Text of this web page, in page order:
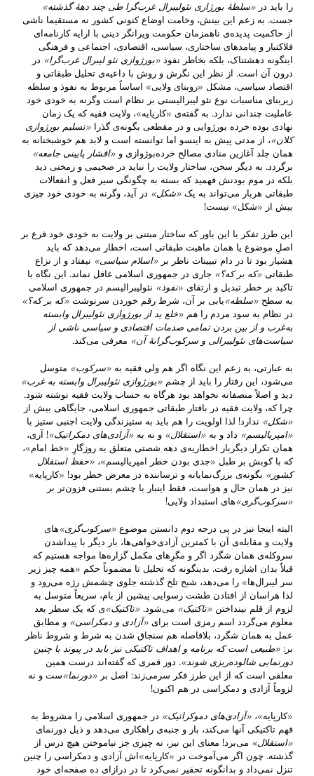
را باید در «سلطهٔ بورژازی نئولیبرال غرب‌گرا طی چند دههٔ گذشته»
جست. به زعم این بینش، وخامت اوضاع کنونی کشور نه مستقیما ناشی
از حاکمیت پدیده‌ی ناهمزمان حکومت ویرانگر دینی با ارایه کارنامه‌ا‌ی
فلاکتبار و پیامدهای ساختاری، سیاسی، اقتصادی، اجتماعی و فرهنگی
اینگونه دهشتناک، بلکه بخاطر نفوذ «بورژوازی نئو لیبرال غرب‌گرا» در
درون آن است. از نظر این نگرش و روش با داعیه‌ی تحلیل طبقاتی و
اقتصاد سیاسی، مشکل «روبنای ولایی» اساساً مربوط به نفوذ و سلطه
زیربنای مناسبات نوع نئو لیبرالیستی بر نظام است وگرنه به خودی خود
عاملیت چندانی ندارد. به گفته‌ی «کارپایه»، ولایت فقیه که یک زمان
نهادی بوده خرده بورژوایی و در مقطعی بگونه‌ی گذرا «تسلیم بورژوازی
کلان»، از مدتی پیش به اینسو اما توانسته است و لابد هم خوشبخنانه به
همان جلد آغازین منادی مصالح خرده‌بوژوازی و «اقشار پایینی جامعه»
برگردد. به دیگر سخن، ساختار ولایت را نباید در ضخیمی و زمختی‌ دید
بلکه در موم بودنش فهمید که بسته به چگونگی سیر فعل و انفعالات
طبقاتی هربار می‌تواند به یک «شکل» در ‌آید، وگرنه به خودی خود چیزی
بیش از «شکل» نیست!
این طرز تفکر با این باور که ساختار مبتنی بر ولایت به خودی خود فرع بر
اصلِ موضوع یا همان ماهیت طبقاتی است، اخطار می‌دهد که ‌باید
هشیار بود تا در دام تبیینات ناظر بر «اسلام سیاسی» نیفتاد و از نزاع
طبقاتی «که بر که؟» جاری در جمهوری اسلامی غافل نماند. این نگاه با
تاکید بر خطر تبدیل و ارتقای «نفوذ» نئولیبرالیسم در جمهوری اسلامی
به سطح «سلطه»یابی بر آن، شرط رقم خوردن سرنوشت «که بر که؟»
در نظام به سود مردم را هم «خلع ید از بورژوازی نئولیبرال وابسته
به‌غرب و از بین بردن تمامی صدمات اقتصادی و سیاسی ناشی از
سیاست‌های نئولیبرالی و سرکوب‌گرانهٔ آن» معرفی می‌کند.
به عبارتی، به زعم این نگاه اگر هم ولی فقیه به «سرکوب» متوسل
می‌شود، این رفتار را باید از چشم «بورژوازی نئولیبرال وابسته به ‌غرب»
دید و اصلاً منصفانه نخواهد بود هرگاه به حساب ولایت فقیه نوشته شود.
چرا که، ولایت فقیه در بافتار طبقاتی جمهوری اسلامی، جایگاهی بیش از
«شکل» ندارد! لذا اولویت را هم باید به ستیزندگی ولایت اجنبی ‌ستیز با
«امپریالیسم» داد و به «استقلال» و نه به «آزادی‌های دمکراتیک»! آری،
همان تکرار دیگربار اخطاریه‌ی دهه شصتی متعلق به روزگارِ «خط امام»،
که با کوبش بر طبل «جدی بودن خطر امپریالیسم»، «حفظ استقلال
کشور» بگونه‌ی بزرگ‌نمایانه و ترساننده در معرض خطر بود! «کارپایه»
نیز در همان حال و هواست، فقط اینبار با چشم بستنی فزون‌تر بر
«سرکوب‌گری»های استبداد ولایی!
البته اینجا نیز در پی درجه دوم دانستن موضوع «سرکوب‌گری»های
ولایت و مقابله‌ی آن با کمترین آزادی‌خواهی‌ها، بار دیگر با پیداشدن
سروکله‌ی همان شگرد اگر و مگرِهای مکمل گزاره‌ها مواجه هستیم که
قبلاٌ بدان اشاره رفت. بدینگونه که تحلیل تا مضموناً حکم «همه چیز زیر
سر لیبرال‌ها» را می‌دهد، شبح تلخ گذشته جلوی چشمش رژه می‌رود و
لذا هراسان از افتادن طشت رسوایی پیشین از بام، سریعاً متوسل به
لزوم از قلم نینداختن «تاکتیک» می‌شود. «تاکتیک»ی که یک سطر بعد
معلوم می‌گردد اسم رمزی است برای «آزادی و دمکراسی» و مطابق
عمل به همان شگرد، بلافاصله هم سنجاق شدن به شرط‌ و شروط ناظر
بر‌‌: «طبیعی است که برنامه و اهداف تاکتیکی نیز باید در پیوند با چنین
دورنمایی شالوده‌ریزی شوند». دور قمری که گفته‌اند درست همین
معلقی است که از این طرز فکر سرمی‌زند: اصل بر «دورنما»ست و نه
لزوماً آزادی و دمکراسی در هم اکنون!
«کارپایه»، «آزادی‌های دموکراتیک» در جمهوری اسلامی را مشروط به
فهم تاکتیکی آنها می‌کند، بار و جنبه‌ی راهکاری می‌دهد و ذیل دورنمای
«استقلال» می‌برد! معنای این نیز، نه چیزی جز نیاموختن هیچ درس از
گذشته. چون اگر می‌آموخت در «کارپایه»‌اش آزادی و دمکراسی را چنین
تنزل نمی‌داد و بدانگونه تحقیر نمی‌کرد تا در درازای ده صفحه‌ا‌ی خود